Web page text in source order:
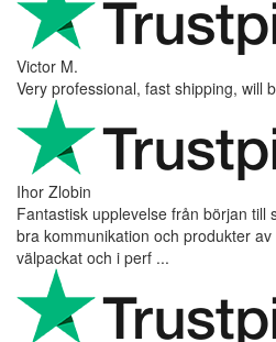
Victor M.
Very professional, fast shipping, will
Ihor Zlobin
Fantastisk upplevelse från början till
bra kommunikation och produkter
välpackat och i perf ...